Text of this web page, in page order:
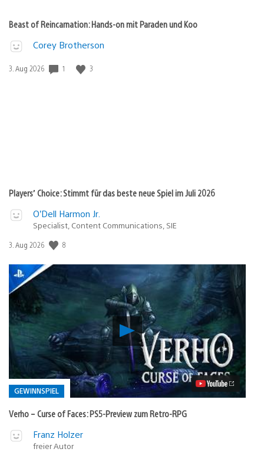
Beast of Reincarnation: Hands-on mit Paraden und Koo
Corey Brotherson
Veröffentlichungsdatum:
3. Aug 2026 1 3
Players’ Choice: Stimmt für das beste neue Spiel im Juli 2026
O’Dell Harmon Jr.
Specialist, Content Communications, SIE
Veröffentlichungsdatum:
3. Aug 2026 8
Verho
–
Curse
of
Faces:
PS5-
Preview
zum
Retro-
GEWINNSPIEL
Verho – Curse of Faces: PS5-Preview zum Retro-RPG
Veröffentlicht
Franz Holzer
freier Autor